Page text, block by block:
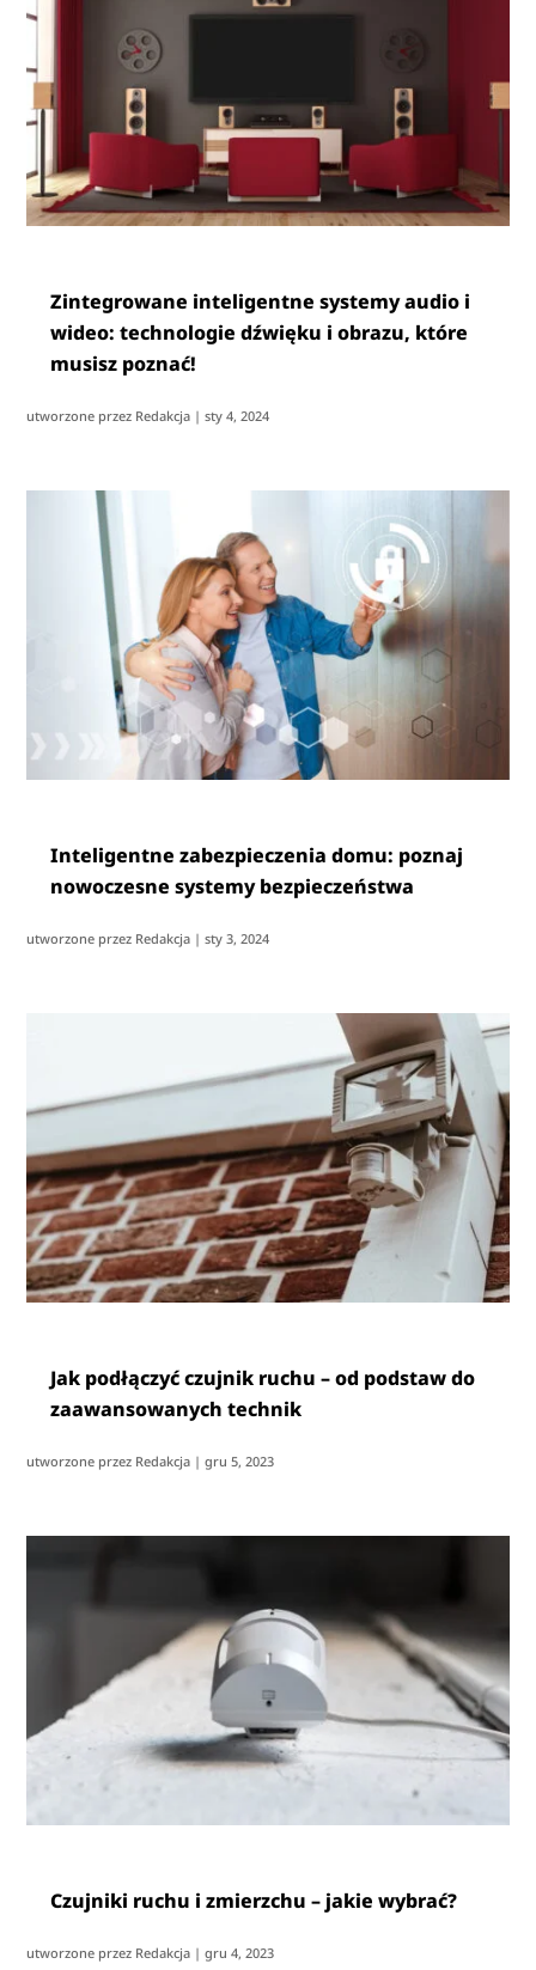
Zintegrowane inteligentne systemy audio i
wideo: technologie dźwięku i obrazu, które
musisz poznać!
utworzone przez Redakcja |sty 4, 2024
Inteligentne zabezpieczenia domu: poznaj
nowoczesne systemy bezpieczeństwa
utworzone przez Redakcja |sty 3, 2024
Jak podłączyć czujnik ruchu – od podstaw do
zaawansowanych technik
utworzone przez Redakcja |gru 5, 2023
Czujniki ruchu i zmierzchu – jakie wybrać?
utworzone przez Redakcja |gru 4, 2023